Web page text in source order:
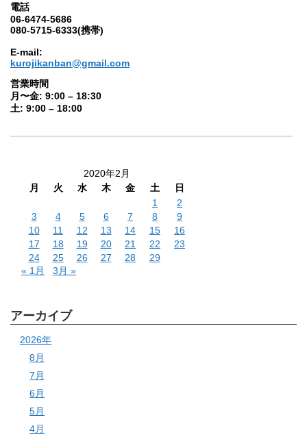
電話
06-6474-5686
080-5715-6333(携帯)
E-mail:
kurojikanban@gmail.com
営業時間
月〜金: 9:00 – 18:30
土: 9:00 – 18:00
2020年2月
月
火 水 木 金 土
日
1
2
3
4 5 6 7 8
9
10
11 12 13 14 15
16
17
18 19 20 21 22
23
24
25 26 27 28
29
« 1月
3月 »
アーカイブ
2026年
8月
7月
6月
5月
4月